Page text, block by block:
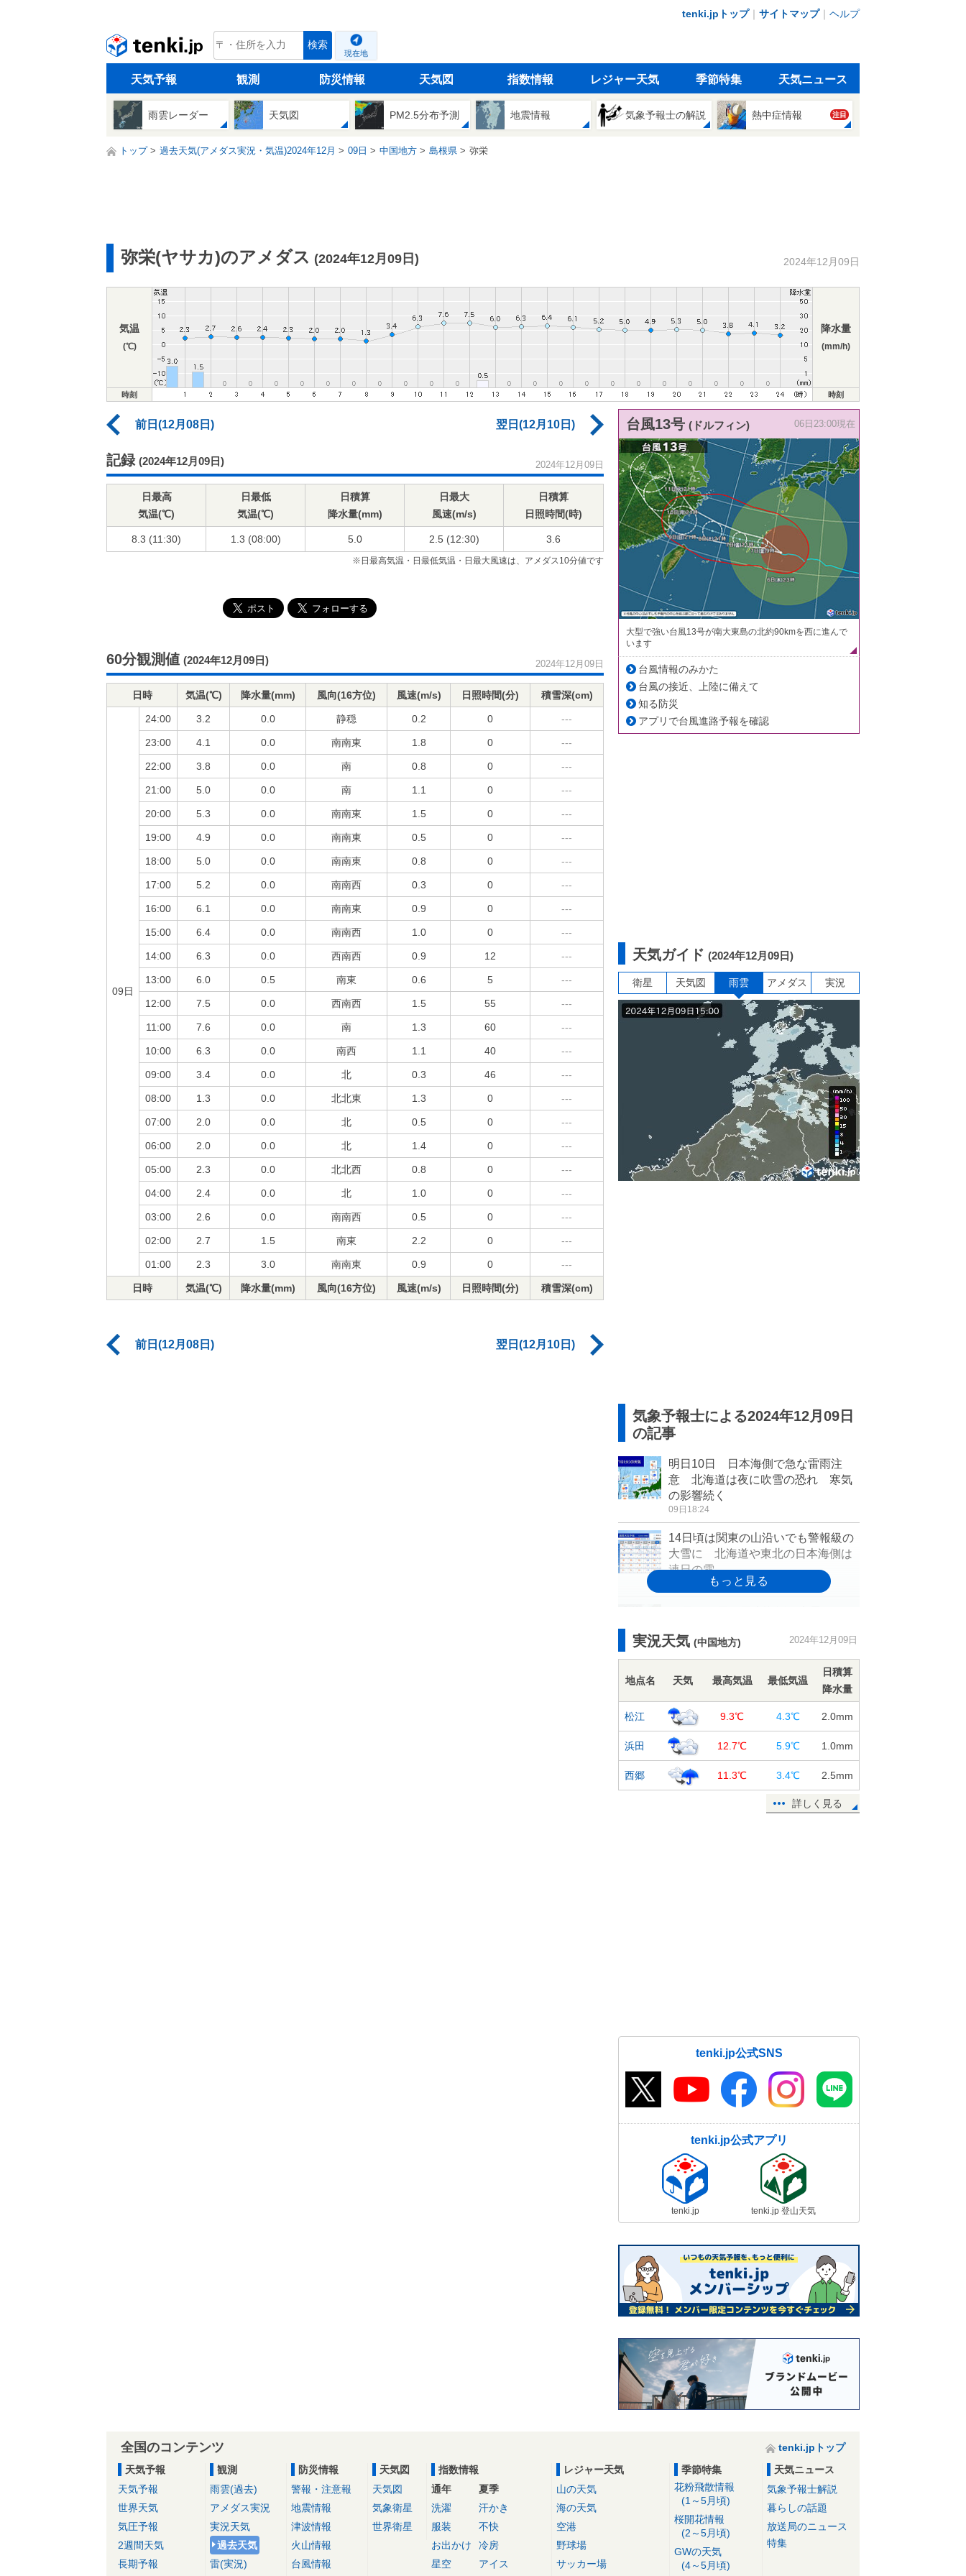
tenki.jpトップ｜ サイトマップ｜ ヘルプ
tenki.jp 検索
現在地
天気予報 観測 防災情報 天気図 指数情報 レジャー天気 季節特集 天気ニュース
雨雲レーダー 天気図 PM2.5分布予測 地震情報 気象予報士の解説 熱中症情報 注目
トップ 過去天気(アメダス実況・気温)2024年12月 09日 中国地方 島根県 弥栄
弥栄(ヤサカ)のアメダス (2024年12月09日) 2024年12月09日
気温
(℃)
降水量
(mm/h)
時刻 時刻
前日(12月08日) 翌日(12月10日)
記録 (2024年12月09日) 2024年12月09日
日最高
気温(℃)
日最低
気温(℃)
日積算
降水量(mm)
日最大
風速(m/s)
日積算
日照時間(時)
8.3 (11:30) 1.3 (08:00) 5.0 2.5 (12:30) 3.6
※日最高気温・日最低気温・日最大風速は、アメダス10分値です
60分観測値 (2024年12月09日) 2024年12月09日
日時 気温(℃) 降水量(mm) 風向(16方位) 風速(m/s) 日照時間(分) 積雪深(cm)
09日
24:00 3.2 0.0 静穏 0.2 0 ---
23:00 4.1 0.0 南南東 1.8 0 ---
22:00 3.8 0.0 南 0.8 0 ---
21:00 5.0 0.0 南 1.1 0 ---
20:00 5.3 0.0 南南東 1.5 0 ---
19:00 4.9 0.0 南南東 0.5 0 ---
18:00 5.0 0.0 南南東 0.8 0 ---
17:00 5.2 0.0 南南西 0.3 0 ---
16:00 6.1 0.0 南南東 0.9 0 ---
15:00 6.4 0.0 南南西 1.0 0 ---
14:00 6.3 0.0 西南西 0.9 12 ---
13:00 6.0 0.5 南東 0.6 5 ---
12:00 7.5 0.0 西南西 1.5 55 ---
11:00 7.6 0.0 南 1.3 60 ---
10:00 6.3 0.0 南西 1.1 40 ---
09:00 3.4 0.0 北 0.3 46 ---
08:00 1.3 0.0 北北東 1.3 0 ---
07:00 2.0 0.0 北 0.5 0 ---
06:00 2.0 0.0 北 1.4 0 ---
05:00 2.3 0.0 北北西 0.8 0 ---
04:00 2.4 0.0 北 1.0 0 ---
03:00 2.6 0.0 南南西 0.5 0 ---
02:00 2.7 1.5 南東 2.2 0 ---
01:00 2.3 3.0 南南東 0.9 0 ---
日時 気温(℃) 降水量(mm) 風向(16方位) 風速(m/s) 日照時間(分) 積雪深(cm)
前日(12月08日) 翌日(12月10日)
台風13号 (ドルフィン) 06日23:00現在
大型で強い台風13号が南大東島の北約90kmを西に進んで
います
台風情報のみかた
台風の接近、上陸に備えて
知る防災
アプリで台風進路予報を確認
天気ガイド (2024年12月09日)
衛星 天気図 雨雲 アメダス 実況
気象予報士による2024年12月09日
の記事
明日10日 日本海側で急な雷雨注
意 北海道は夜に吹雪の恐れ 寒気
の影響続く
09日18:24
14日頃は関東の山沿いでも警報級の
大雪に 北海道や東北の日本海側は
連日の雪
注意
09日16:53
12日以降 全国的に厳しい寒さで
「真冬並み」も 急速に季節が進
む 最大限の防寒を
09日15:14
今日9日 積雪で北日本中心に道路に
影響あり 11日から東～西日本に影
響エリア拡大
朝の冷え込み強まる 東京で平年よ
り早く初霜と初氷を観測 宮崎や鹿
09日09:28
水道の凍結に注意
09日08:56
東京で「初氷」「初霜」を観測 平
年より2週間ほど早く
09日07:37
山沿いを中心に積雪急増 14日から
は一段と強い寒気が南下 雪道の運
転 注意点は
09日06:51
9日 日本海側の雪や雨は午前が中
心 居座る寒気 日中も寒さが続く
09日05:37
実況天気 (中国地方) 2024年12月09日
地点名 天気 最高気温 最低気温
日積算
降水量
松江 9.3℃ 4.3℃ 2.0mm
浜田 12.7℃ 5.9℃ 1.0mm
西郷 11.3℃ 3.4℃ 2.5mm
詳しく見る
tenki.jp公式SNS
tenki.jp公式アプリ
tenki.jp tenki.jp 登山天気
全国のコンテンツ
tenki.jpトップ
天気予報
天気予報
世界天気
気圧予報
2週間天気
長期予報
観測
雨雲(過去)
アメダス実況
実況天気
過去天気
雷(実況)
防災情報
警報・注意報
地震情報
津波情報
火山情報
台風情報
天気図
天気図
気象衛星
世界衛星
指数情報
通年
洗濯
服装
お出かけ
星空
夏季
汗かき
不快
冷房
アイス
レジャー天気
山の天気
海の天気
空港
野球場
サッカー場
季節特集
花粉飛散情報
(1～5月頃)
桜開花情報
(2～5月頃)
GWの天気
(4～5月頃)
天気ニュース
気象予報士解説
暮らしの話題
放送局のニュース
特集